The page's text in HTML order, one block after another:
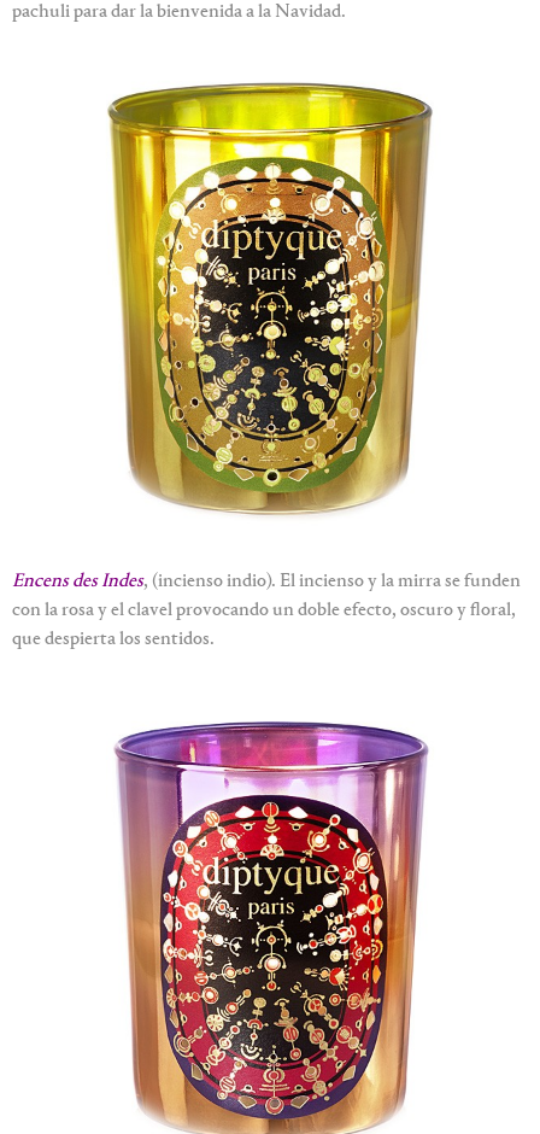
pachuli para dar la bienvenida a la Navidad.
Encens des Indes, (incienso indio). El incienso y la mirra se funden
con la rosa y el clavel provocando un doble efecto, oscuro y floral,
que despierta los sentidos.